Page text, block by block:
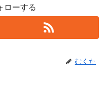
ローする
むくた